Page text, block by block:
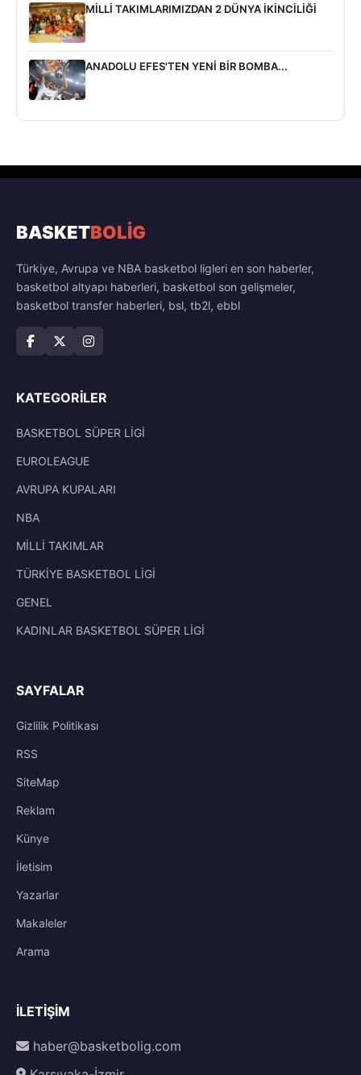
MİLLİ TAKIMLARIMIZDAN 2 DÜNYA İKİNCİLİĞİ
ANADOLU EFES'TEN YENİ BİR BOMBA...
BASKETBOLİG
Türkiye, Avrupa ve NBA basketbol ligleri en son haberler,
basketbol altyapı haberleri, basketbol son gelişmeler,
basketbol transfer haberleri, bsl, tb2l, ebbl
KATEGORILER
BASKETBOL SÜPER LİGİ
EUROLEAGUE
AVRUPA KUPALARI
NBA
MİLLİ TAKIMLAR
TÜRKİYE BASKETBOL LİGİ
GENEL
KADINLAR BASKETBOL SÜPER LİGİ
SAYFALAR
Gizlilik Politikası
RSS
SiteMap
Reklam
Künye
İletisim
Yazarlar
Makaleler
Arama
İLETIŞIM
haber@basketbolig.com